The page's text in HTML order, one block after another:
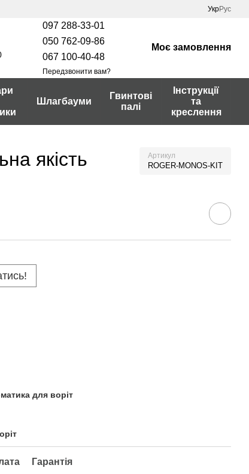
УкрРус
097 288-33-01
050 762-09-86
067 100-40-48
Передзвонити вам?
Моє замовлення
Шлагбауми
Гвинтові
палі
Інструкції
та
креслення
якість Артикул
ROGER-MONOS-KIT
для воріт
Гарантія